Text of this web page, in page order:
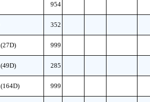
954
352
999
285
999